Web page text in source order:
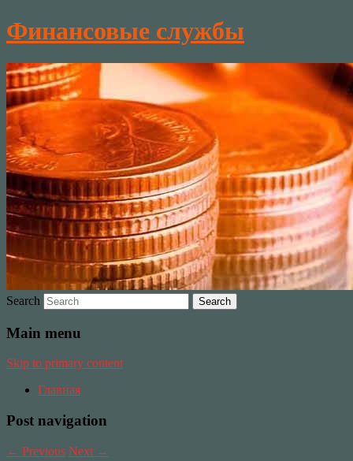
Финансовые службы
Search
Main menu
Skip to primary content
Главная
Post navigation
← Previous Next →